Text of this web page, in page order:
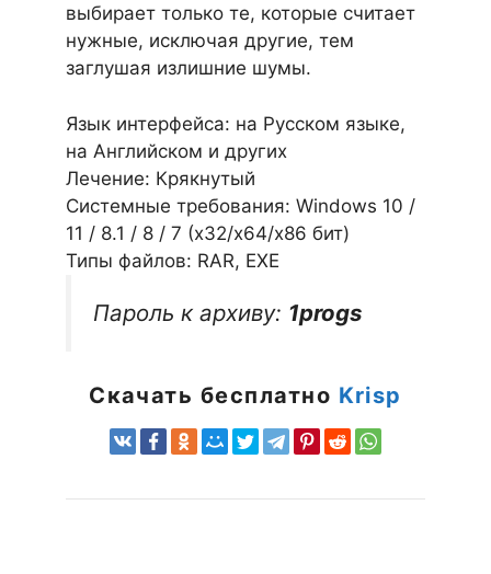
выбирает только те, которые считает
нужные, исключая другие, тем
заглушая излишние шумы.
Язык интерфейса: на Русском языке,
на Английском и других
Лечение: Крякнутый
Системные требования: Windows 10 /
11 / 8.1 / 8 / 7 (х32/x64/x86 бит)
Типы файлов: RAR, EXE
Пароль к архиву: 1progs
Скачать бесплатно Krisp